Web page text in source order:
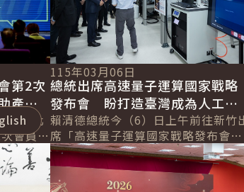
第2次
產業
力
往彰化
會員大
，臺灣
灣提
115年03月06日
總統出席高速量子運算國家戰略
發布會 盼打造臺灣成為人工智
慧時代創新創業的生態系 強化
國際競爭力
賴清德總統今（6）日上午前往新竹
席「高速量子運算國家戰略發布會」
時表示，為迎接科技的新浪潮，政府
提出結合人工智慧與量子運算的「AI
新十大建...
詳細內容